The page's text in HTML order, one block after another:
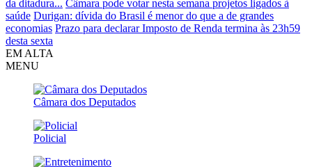
da ditadura... Câmara pode votar nesta semana projetos ligados à
saúde Durigan: dívida do Brasil é menor do que a de grandes
economias Prazo para declarar Imposto de Renda termina às 23h59
desta sexta
EM ALTA
MENU
Câmara dos Deputados
Policial